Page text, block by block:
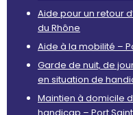
Aide pour un retour
du Rhône
Aide à la mobilité –
Garde de nuit, de
en situation de
Maintien à domicile